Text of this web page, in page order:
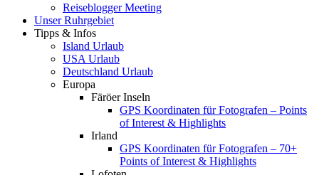
Reiseblogger Meeting
Unser Ruhrgebiet
Tipps & Infos
Island Urlaub
USA Urlaub
Deutschland Urlaub
Europa
Färöer Inseln
GPS Koordinaten für Fotografen – Points
of Interest & Highlights
Irland
GPS Koordinaten für Fotografen – 70+
Points of Interest & Highlights